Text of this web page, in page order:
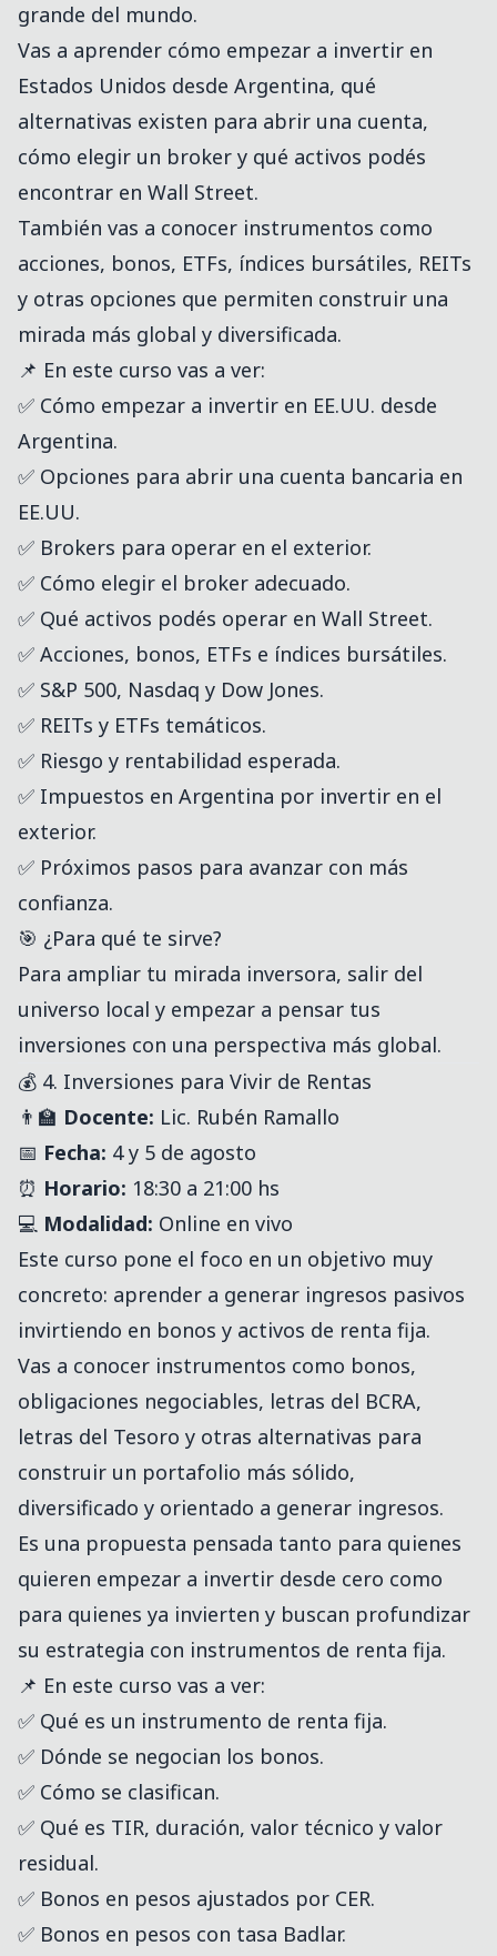
grande del mundo.
Vas a aprender cómo empezar a invertir en
Estados Unidos desde Argentina, qué
alternativas existen para abrir una cuenta,
cómo elegir un broker y qué activos podés
encontrar en Wall Street.
También vas a conocer instrumentos como
acciones, bonos, ETFs, índices bursátiles, REITs
y otras opciones que permiten construir una
mirada más global y diversificada.
📌 En este curso vas a ver:
✅ Cómo empezar a invertir en EE.UU. desde
Argentina.
✅ Opciones para abrir una cuenta bancaria en
EE.UU.
✅ Brokers para operar en el exterior.
✅ Cómo elegir el broker adecuado.
✅ Qué activos podés operar en Wall Street.
✅ Acciones, bonos, ETFs e índices bursátiles.
✅ S&P 500, Nasdaq y Dow Jones.
✅ REITs y ETFs temáticos.
✅ Riesgo y rentabilidad esperada.
✅ Impuestos en Argentina por invertir en el
exterior.
✅ Próximos pasos para avanzar con más
confianza.
🎯 ¿Para qué te sirve?
Para ampliar tu mirada inversora, salir del
universo local y empezar a pensar tus
inversiones con una perspectiva más global.
💰 4. Inversiones para Vivir de Rentas
👨‍🏫 Docente: Lic. Rubén Ramallo
📅 Fecha: 4 y 5 de agosto
⏰ Horario: 18:30 a 21:00 hs
💻 Modalidad: Online en vivo
Este curso pone el foco en un objetivo muy
concreto: aprender a generar ingresos pasivos
invirtiendo en bonos y activos de renta fija.
Vas a conocer instrumentos como bonos,
obligaciones negociables, letras del BCRA,
letras del Tesoro y otras alternativas para
construir un portafolio más sólido,
diversificado y orientado a generar ingresos.
Es una propuesta pensada tanto para quienes
quieren empezar a invertir desde cero como
para quienes ya invierten y buscan profundizar
su estrategia con instrumentos de renta fija.
📌 En este curso vas a ver:
✅ Qué es un instrumento de renta fija.
✅ Dónde se negocian los bonos.
✅ Cómo se clasifican.
✅ Qué es TIR, duración, valor técnico y valor
residual.
✅ Bonos en pesos ajustados por CER.
✅ Bonos en pesos con tasa Badlar.